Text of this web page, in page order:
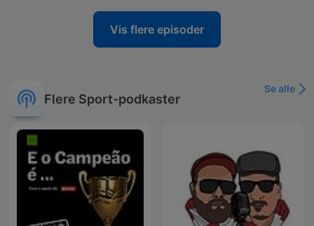
Vis flere episoder
Flere Sport-podkaster
Se alle